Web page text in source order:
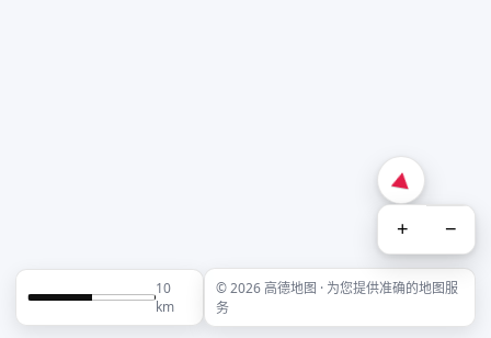
+ −
10
km
© 2026 高德地图 · 为您提供准确的地图服
务